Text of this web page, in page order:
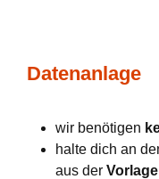
Datenanlage
wir benötigen
halte dich an
aus der Vorlage